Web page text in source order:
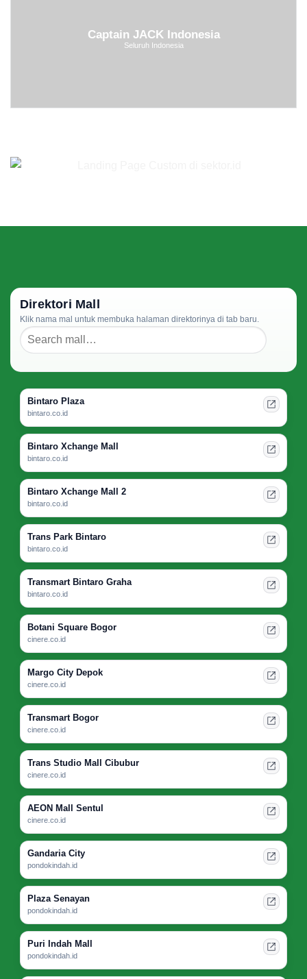
Captain JACK Indonesia
Seluruh Indonesia
Direktori Mall
Klik nama mal untuk membuka halaman direktorinya di tab baru.
Bintaro Plaza
bintaro.co.id
Bintaro Xchange Mall
bintaro.co.id
Bintaro Xchange Mall 2
bintaro.co.id
Trans Park Bintaro
bintaro.co.id
Transmart Bintaro Graha
bintaro.co.id
Botani Square Bogor
cinere.co.id
Margo City Depok
cinere.co.id
Transmart Bogor
cinere.co.id
Trans Studio Mall Cibubur
cinere.co.id
AEON Mall Sentul
cinere.co.id
Gandaria City
pondokindah.id
Plaza Senayan
pondokindah.id
Puri Indah Mall
pondokindah.id